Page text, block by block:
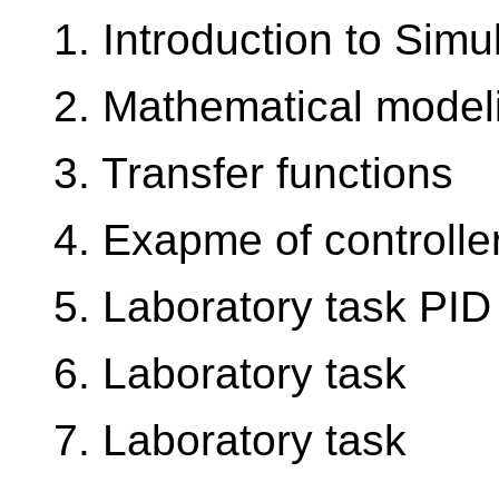
1. Introduction to
2. Mathematical
3. Transfer functions
4. Exapme of
5. Laboratory task
6. Laboratory task
7. Laboratory task